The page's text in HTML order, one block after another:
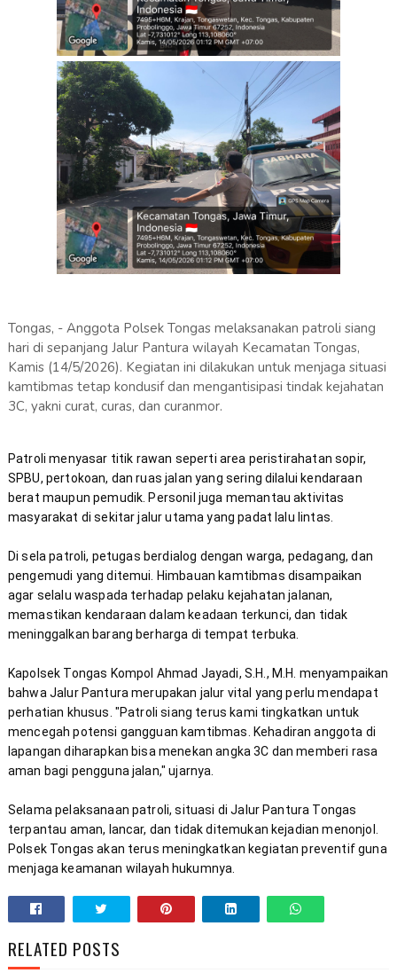
Tongas, - Anggota Polsek Tongas melaksanakan patroli siang
hari di sepanjang Jalur Pantura wilayah Kecamatan Tongas,
Kamis (14/5/2026). Kegiatan ini dilakukan untuk menjaga situasi
kamtibmas tetap kondusif dan mengantisipasi tindak kejahatan
3C, yakni curat, curas, dan curanmor.
Patroli menyasar titik rawan seperti area peristirahatan sopir,
SPBU, pertokoan, dan ruas jalan yang sering dilalui kendaraan
berat maupun pemudik. Personil juga memantau aktivitas
Di sela patroli, petugas berdialog dengan warga, pedagang, dan
pengemudi yang ditemui. Himbauan kamtibmas disampaikan
agar selalu waspada terhadap pelaku kejahatan jalanan,
memastikan kendaraan dalam keadaan terkunci, dan tidak
Kapolsek Tongas Kompol Ahmad Jayadi, S.H., M.H. menyampaikan
bahwa Jalur Pantura merupakan jalur vital yang perlu mendapat
perhatian khusus. "Patroli siang terus kami tingkatkan untuk
mencegah potensi gangguan kamtibmas. Kehadiran anggota di
lapangan diharapkan bisa menekan angka 3C dan memberi rasa
Selama pelaksanaan patroli, situasi di Jalur Pantura Tongas
terpantau aman, lancar, dan tidak ditemukan kejadian menonjol.
Polsek Tongas akan terus meningkatkan kegiatan preventif guna
menjaga keamanan wilayah hukumnya.
RELATED POSTS